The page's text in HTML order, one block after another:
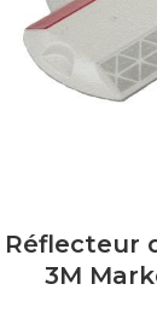
Réflecteur
3M